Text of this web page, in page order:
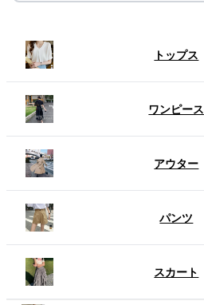
トップス
ワンピース
アウター
パンツ
スカート